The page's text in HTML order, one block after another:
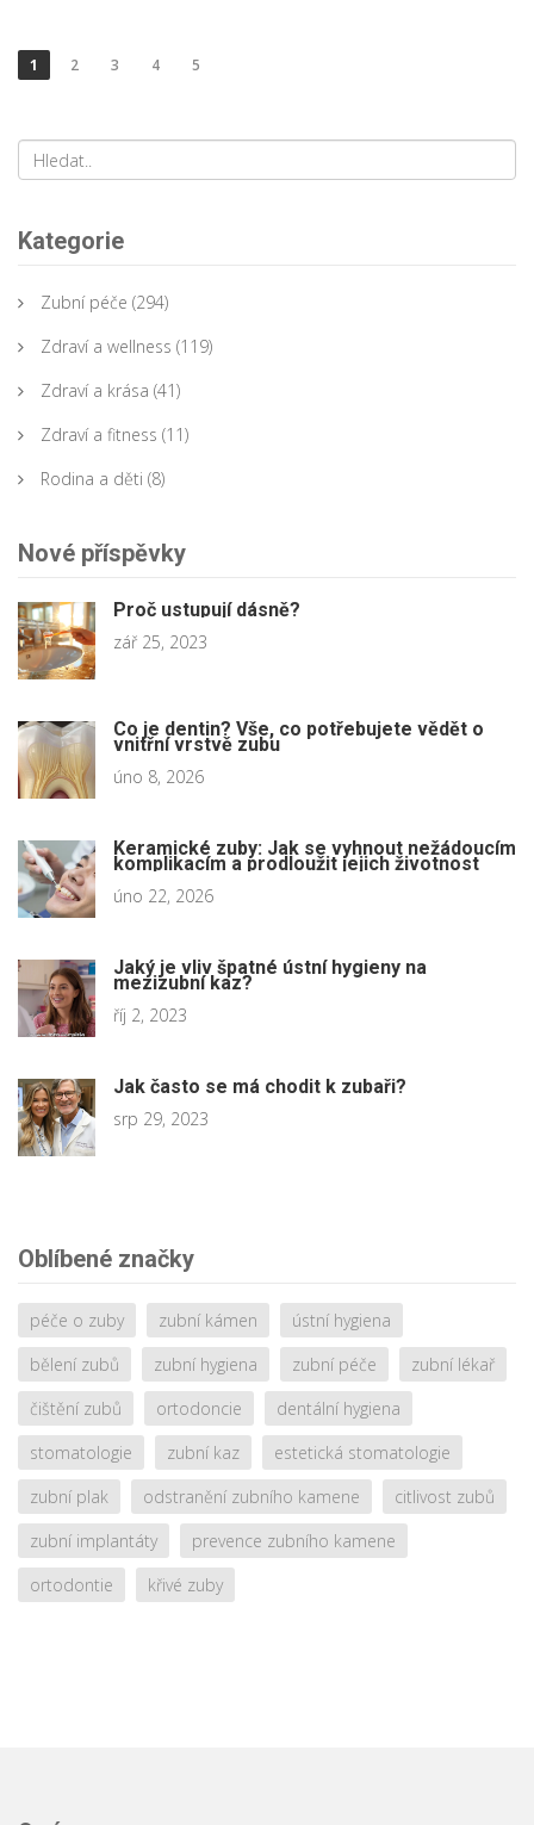
1 2 3 4 5
Kategorie
Zubní péče (294)
Zdraví a wellness (119)
Zdraví a krása (41)
Zdraví a fitness (11)
Rodina a děti (8)
Nové příspěvky
Proč ustupují dásně?
zář 25, 2023
Co je dentin? Vše, co potřebujete vědět o
vnitřní vrstvě zubu
úno 8, 2026
Keramické zuby: Jak se vyhnout nežádoucím
komplikacím a prodloužit jejich životnost
úno 22, 2026
Jaký je vliv špatné ústní hygieny na
mezizubní kaz?
říj 2, 2023
Jak často se má chodit k zubaři?
srp 29, 2023
Oblíbené značky
péče o zuby zubní kámen
ústní hygiena
bělení zubů
zubní hygiena zubní péče
zubní lékař
čištění zubů
ortodoncie
dentální hygiena
stomatologie
zubní kaz
estetická stomatologie
zubní plak
odstranění zubního kamene
citlivost zubů
zubní implantáty
prevence zubního kamene
ortodontie
křivé zuby